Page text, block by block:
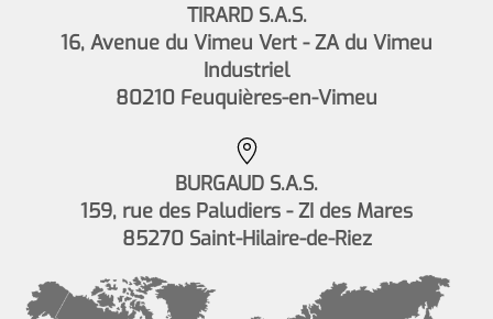
TIRARD S.A.S.
16, Avenue du Vimeu Vert - ZA du Vimeu
Industriel
80210 Feuquières-en-Vimeu
BURGAUD S.A.S.
159, rue des Paludiers - ZI des Mares
85270 Saint-Hilaire-de-Riez